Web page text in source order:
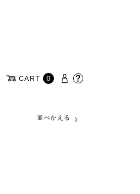
CART 0
並べかえる